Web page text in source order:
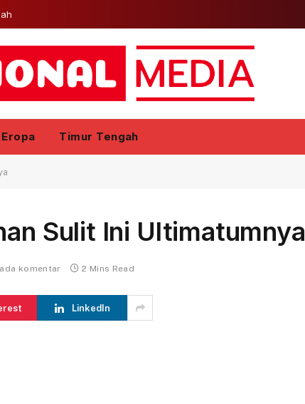
Eropa Timur Tengah
Sulit Ini Ultimatumnya
komentar 2 Mins Read
LinkedIn